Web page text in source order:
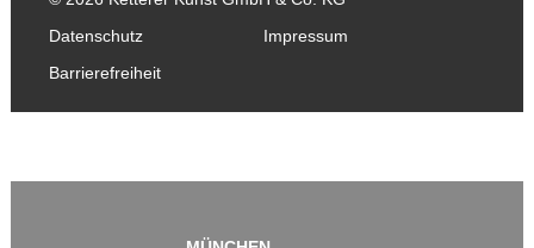
Datenschutz
Impressum
Barrierefreiheit